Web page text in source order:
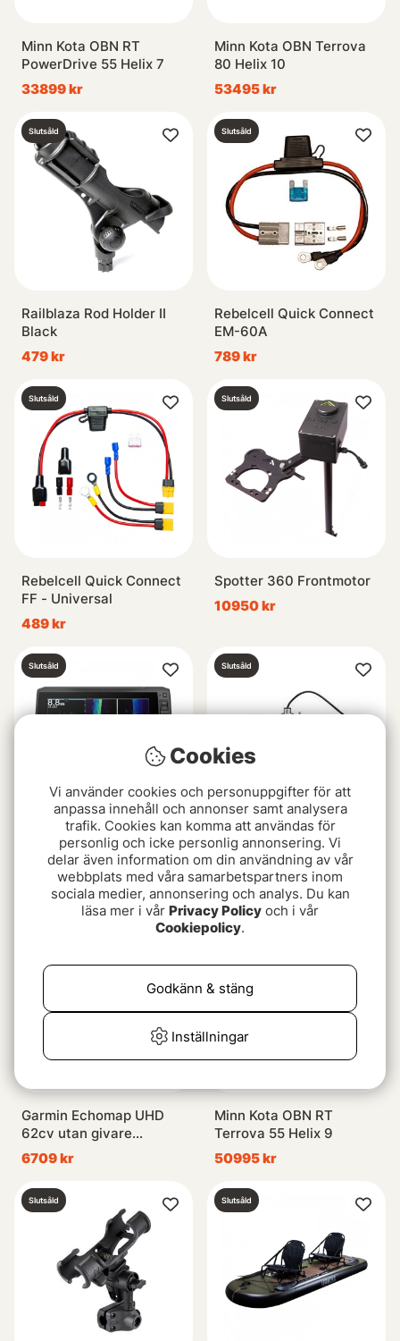
Minn Kota OBN RT
PowerDrive 55 Helix 7
33899 kr
Minn Kota OBN Terrova
80 Helix 10
53495 kr
Slutsåld
Railblaza Rod Holder II
Black
479 kr
Slutsåld
Rebelcell Quick Connect
EM-60A
789 kr
Slutsåld
Rebelcell Quick Connect
FF - Universal
489 kr
Slutsåld
Spotter 360 Frontmotor
10950 kr
Slutsåld
Garmin Echomap ULTRA
102SV med givare GT56-
24499 kr
Slutsåld
Garmin GT30-TH
Genomskrov DV/SV
500w 425/485 &
790/850 kHz
7899 kr
Garmin Echomap UHD
62cv utan givare
Adapterkabel 8 pin ingår
6709 kr
Slutsåld
Minn Kota OBN RT
Terrova 55 Helix 9
50995 kr
Slutsåld Slutsåld
Cookies
Vi använder cookies och personuppgifter för att
anpassa innehåll och annonser samt analysera
trafik. Cookies kan komma att användas för
personlig och icke personlig annonsering. Vi
delar även information om din användning av vår
webbplats med våra samarbetspartners inom
sociala medier, annonsering och analys. Du kan
läsa mer i vår Privacy Policy och i vår
Cookiepolicy.
Inställningar
Godkänn & stäng